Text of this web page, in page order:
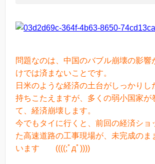
問題なのは、中国のバブル崩壊の影響
けでは済まないことです。
日米のような経済の土台がしっかりし
持ちこたえますが、多くの弱小国家が
て、経済崩壊します。
今でもタイに行くと、前回の経済ショ
た高速道路の工事現場が、未完成のま
います ((((;ﾟдﾟ))))